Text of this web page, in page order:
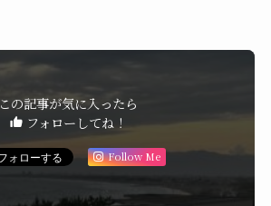
この記事が気に入ったら
フォローしてね！
Follow Me